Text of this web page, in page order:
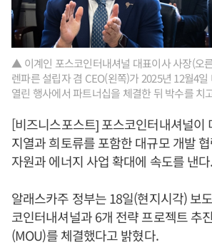
▲ 이계인 포스코인터내셔널 대표이사 사장(오
렌파른 설립자 겸 CEO(왼쪽)가 2025년 12월4
열린 행사에서 파트너십을 체결한 뒤 박수를 치
[비즈니스포스트] 포스코인터내셔널이
지열과 희토류를 포함한 대규모 개발
자원과 에너지 사업 확대에 속도를 낸다.
알래스카주 정부는 18일(현지시각) 보
코인터내셔널과 6개 전략 프로젝트 추
(MOU)를 체결했다고 밝혔다.